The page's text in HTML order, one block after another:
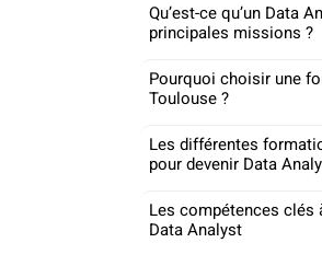
Qu’est-ce qu’un Data
principales missions ?
Pourquoi choisir une
Toulouse ?
Les différentes
pour devenir Data
Les compétences clés
Data Analyst